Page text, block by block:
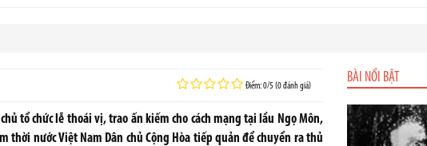
Điểm: 0/5 (0 đánh giá)
tổ chức lễ thoái vị, trao ấn kiếm cho cách mạng tại lầu Ngọ Môn,
thời nước Việt Nam Dân chủ Cộng Hòa tiếp quản để chuyển ra thủ
BÀI NỔI BẬT